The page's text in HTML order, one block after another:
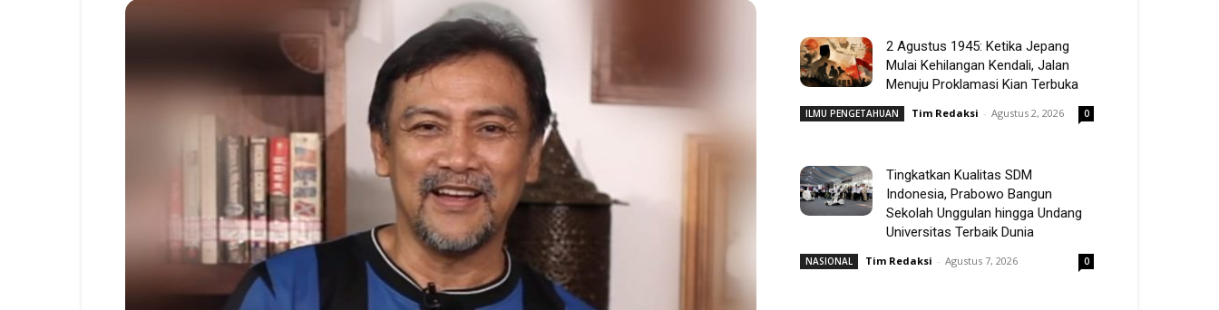
2 Agustus 1945: Ketika Jepang
Mulai Kehilangan Kendali, Jalan
Menuju Proklamasi Kian Terbuka
ILMU PENGETAHUAN Tim Redaksi - Agustus 2, 2026 0
Tingkatkan Kualitas SDM
Indonesia, Prabowo Bangun
Sekolah Unggulan hingga Undang
Universitas Terbaik Dunia
NASIONAL Tim Redaksi - Agustus 7, 2026 0